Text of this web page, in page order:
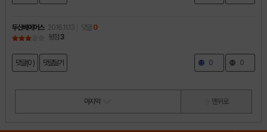
두산베에어스 2016.11.13 댓글 0
평점 3
댓글(0 ) 댓글달기 0 0
마지막 맨 위로